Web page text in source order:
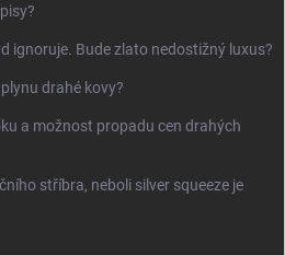
ignoruje. Bude zlato nedostižný luxus?
drahé kovy?
a možnost propadu cen drahých
stříbra, neboli silver squeeze je